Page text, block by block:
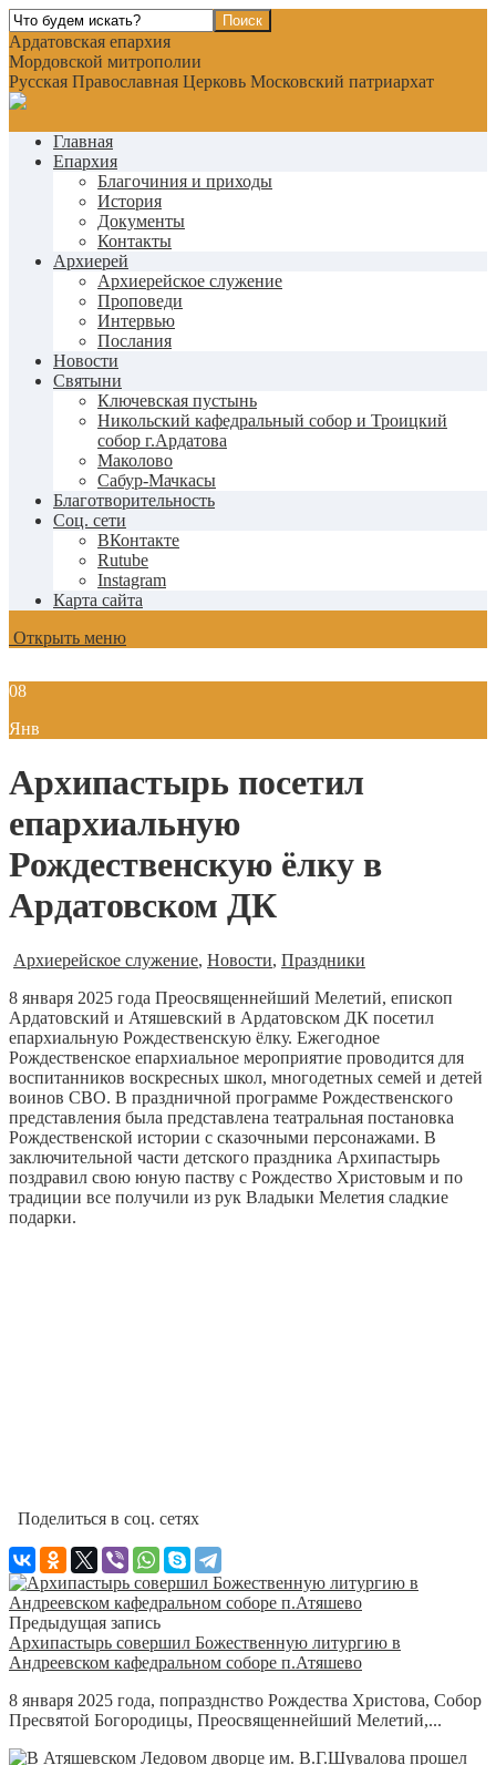
Ардатовская епархия
Мордовской митрополии
Русская Православная Церковь Московский патриархат
Главная
Епархия
Благочиния и приходы
История
Документы
Контакты
Архиерей
Архиерейское служение
Проповеди
Интервью
Послания
Новости
Святыни
Ключевская пустынь
Никольский кафедральный собор и Троицкий
собор г.Ардатова
Маколово
Сабур-Мачкасы
Благотворительность
Соц. сети
ВКонтакте
Rutube
Instagram
Карта сайта
Открыть меню
08
Янв
Архипастырь посетил
епархиальную
Рождественскую ёлку в
Ардатовском ДК
Архиерейское служение, Новости, Праздники
8 января 2025 года Преосвященнейший Мелетий, епископ
Ардатовский и Атяшевский в Ардатовском ДК посетил
епархиальную Рождественскую ёлку. Ежегодное
Рождественское епархиальное мероприятие проводится для
воспитанников воскресных школ, многодетных семей и детей
воинов СВО. В праздничной программе Рождественского
представления была представлена театральная постановка
Рождественской истории с сказочными персонажами. В
заключительной части детского праздника Архипастырь
поздравил свою юную паству с Рождество Христовым и по
традиции все получили из рук Владыки Мелетия сладкие
подарки.
Поделиться в соц. сетях
Предыдущая запись
Архипастырь совершил Божественную литургию в
Андреевском кафедральном соборе п.Атяшево
8 января 2025 года, попразднство Рождества Христова, Собор
Пресвятой Богородицы, Преосвященнейший Мелетий,...